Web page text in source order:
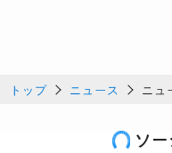
トップ ニュース ニュ
ソ